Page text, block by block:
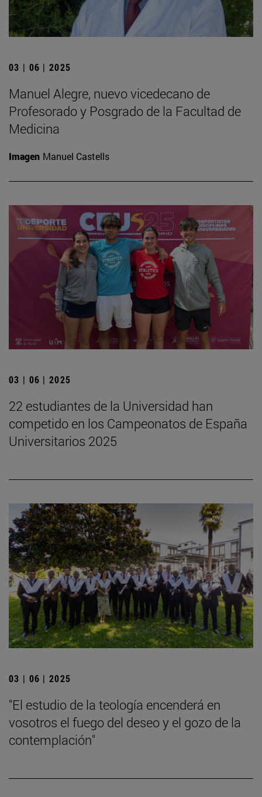
03 | 06 | 2025
Manuel Alegre, nuevo vicedecano de
Profesorado y Posgrado de la Facultad de
Medicina
Imagen Manuel Castells
03 | 06 | 2025
22 estudiantes de la Universidad han
competido en los Campeonatos de España
Universitarios 2025
03 | 06 | 2025
"El estudio de la teología encenderá en
vosotros el fuego del deseo y el gozo de la
contemplación"